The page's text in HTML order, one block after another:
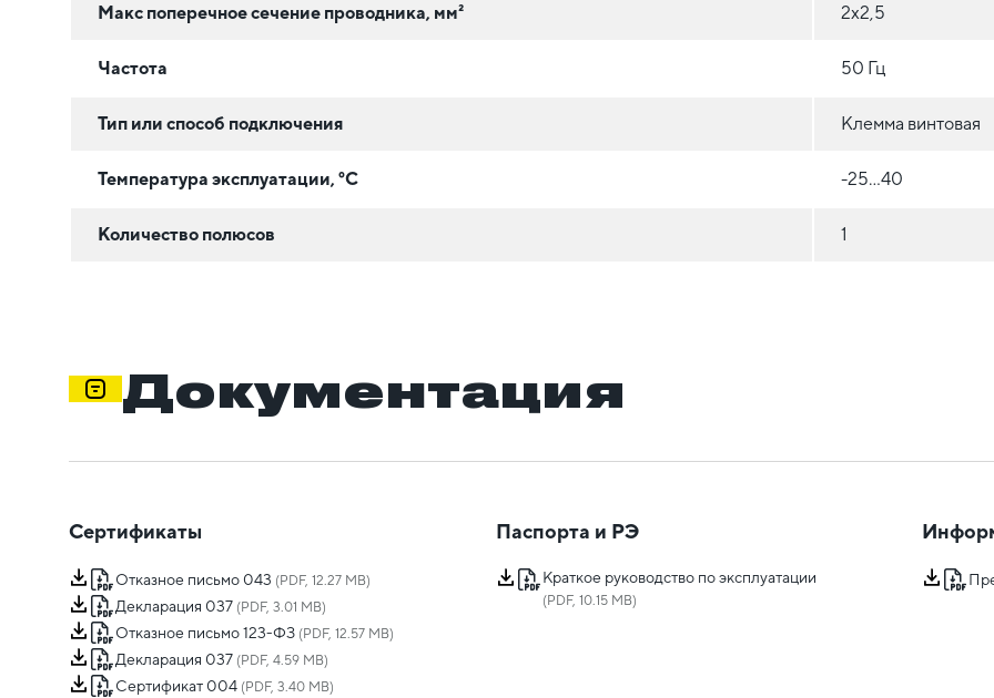
Макс поперечное сечение проводника, мм² 2х2,5
Частота 50 Гц
Тип или способ подключения Клемма винтовая
Температура эксплуатации, °C -25...40
Количество полюсов 1
Документация
Сертификаты
Отказное письмо 043 (PDF, 12.27 MB)
Декларация 037 (PDF, 3.01 MB)
Отказное письмо 123-ФЗ (PDF, 12.57 MB)
Декларация 037 (PDF, 4.59 MB)
Сертификат 004 (PDF, 3.40 MB)
Паспорта и РЭ
Краткое руководство по эксплуатации
(PDF, 10.15 MB)